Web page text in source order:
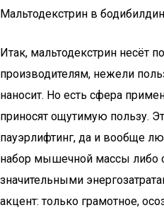
Мальтодекстрин в
Итак, мальтодекстрин несёт
производителям, нежели
наносит. Но есть сфера
приносят ощутимую пользу.
пауэрлифтинг, да и вообще
набор мышечной массы либо
значительными
акцент: только грамотное,